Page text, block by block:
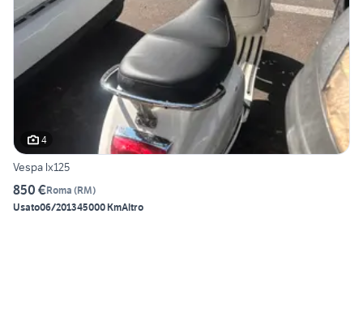
4
Vespa lx125
850 €Roma (RM)
Usato06/201345000 KmAltro